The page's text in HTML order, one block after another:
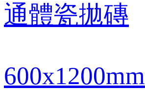
通體瓷拋磚
600x1200mm